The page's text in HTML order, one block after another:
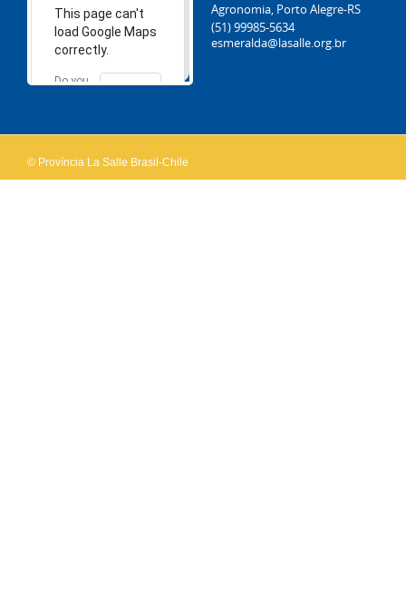
This page can't
load Google Maps
correctly.
Do you
OK
Agronomia, Porto Alegre-RS
(51) 99985-5634
esmeralda@lasalle.org.br
© Província La Salle Brasil-Chile